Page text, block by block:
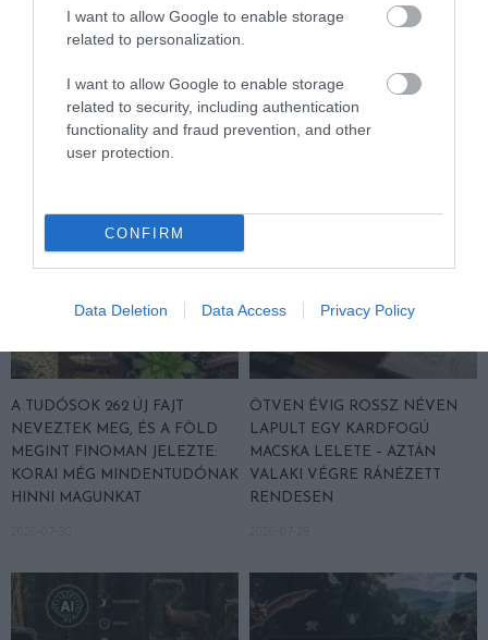
I want to allow Google to enable storage
related to personalization.
I want to allow Google to enable storage
related to security, including authentication
functionality and fraud prevention, and other
user protection.
CONFIRM
Data Deletion Data Access Privacy Policy
FELETT: MI EZ A LÁTHATATLAN
FEDŐ, ÉS MI TÖRTÉNIK
2026-08-03
BAJBAN VANNAK: A
HÉTKÖZNAPI MADARAK ÉS
ELTŰNÉSE A NAGYOBB
VÉSZJEL
2026-08-03
A TUDÓSOK 262 ÚJ FAJT
NEVEZTEK MEG, ÉS A FÖLD
MEGINT FINOMAN JELEZTE:
KORAI MÉG MINDENTUDÓNAK
HINNI MAGUNKAT
ÖTVEN ÉVIG ROSSZ NÉVEN
LAPULT EGY KARDFOGÚ
MACSKA LELETE – AZTÁN
VALAKI VÉGRE RÁNÉZETT
RENDESEN